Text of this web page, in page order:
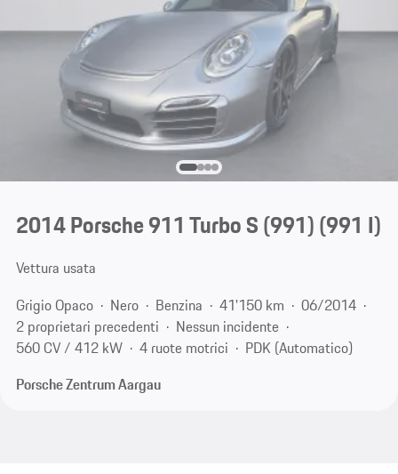
2014 Porsche 911 Turbo S (991)(991 I)
Vettura usata
Grigio Opaco
Nero Benzina 41'150 km
06/2014
2 proprietari precedenti
Nessun incidente
560 CV / 412 kW
4 ruote motrici
PDK (Automatico)
Porsche Zentrum Aargau